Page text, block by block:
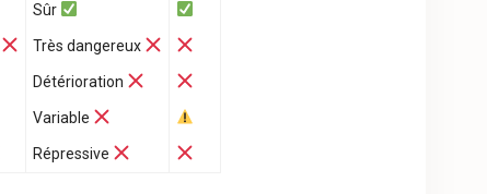
Sûr
Très dangereux
Détérioration
Variable
Répressive